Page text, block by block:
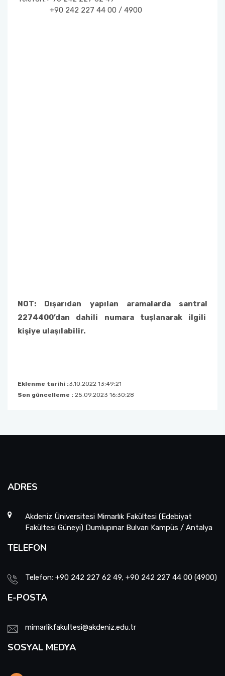
+90 242 227 44 00 / 4900
NOT: Dışarıdan yapılan aramalarda santral
2274400’dan dahili numara tuşlanarak ilgili
kişiye ulaşılabilir.
Eklenme tarihi :3.10.2022 13:49:21
Son güncelleme : 25.09.2023 16:30:28
ADRES
Akdeniz Üniversitesi Mimarlık Fakültesi (Edebiyat
Fakültesi Güneyi) Dumlupınar Bulvarı Kampüs / Antalya
TELEFON
Telefon: +90 242 227 62 49, +90 242 227 44 00 (4900)
E-POSTA
mimarlikfakultesi@akdeniz.edu.tr
SOSYAL MEDYA
SINAVLAR